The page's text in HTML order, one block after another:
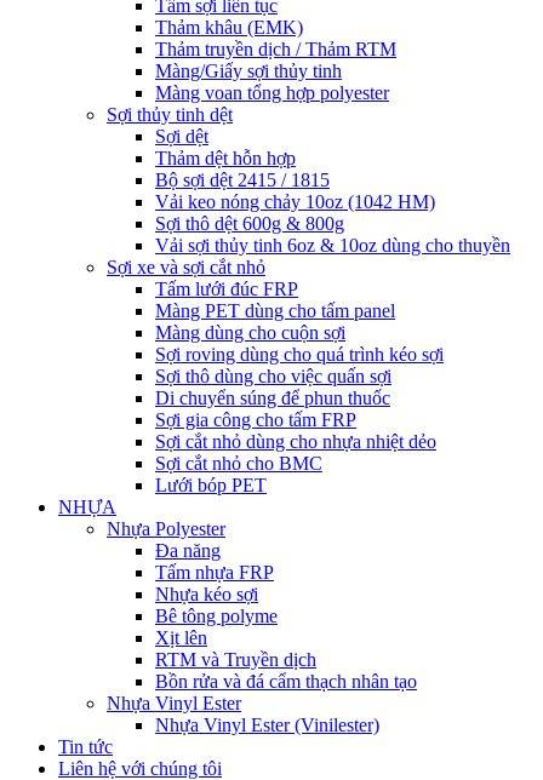
Tấm sợi liên tục
Thảm khâu (EMK)
Thảm truyền dịch / Thảm RTM
Màng/Giấy sợi thủy tinh
Màng voan tổng hợp polyester
Sợi thủy tinh dệt
Sợi dệt
Thảm dệt hỗn hợp
Bộ sợi dệt 2415 / 1815
Vải keo nóng chảy 10oz (1042 HM)
Sợi thô dệt 600g & 800g
Vải sợi thủy tinh 6oz & 10oz dùng cho thuyền
Sợi xe và sợi cắt nhỏ
Tấm lưới đúc FRP
Màng PET dùng cho tấm panel
Màng dùng cho cuộn sợi
Sợi roving dùng cho quá trình kéo sợi
Sợi thô dùng cho việc quấn sợi
Di chuyển súng để phun thuốc
Sợi gia công cho tấm FRP
Sợi cắt nhỏ dùng cho nhựa nhiệt dẻo
Sợi cắt nhỏ cho BMC
Lưới bóp PET
NHỰA
Nhựa Polyester
Đa năng
Tấm nhựa FRP
Nhựa kéo sợi
Bê tông polyme
Xịt lên
RTM và Truyền dịch
Bồn rửa và đá cẩm thạch nhân tạo
Nhựa Vinyl Ester
Nhựa Vinyl Ester (Vinilester)
Tin tức
Liên hệ với chúng tôi